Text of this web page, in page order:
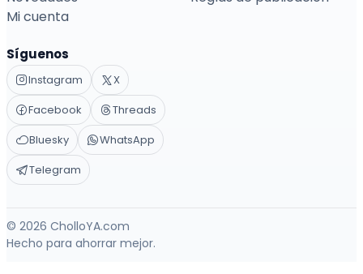
Mi cuenta
Síguenos
Instagram
X
Facebook
Threads
Bluesky
WhatsApp
Telegram
© 2026 CholloYA.com
Hecho para ahorrar mejor.